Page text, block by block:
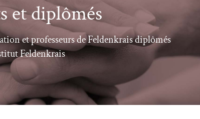
et diplômés
et professeurs de Feldenkrais diplômés
Feldenkrais